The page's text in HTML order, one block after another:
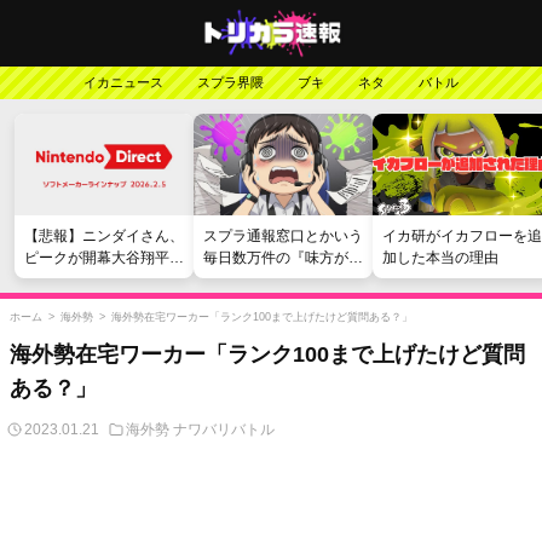
イカニュース スプラ界隈 ブキ ネタ バトル
【悲報】ニンダイさん、
ピークが開幕大谷翔平の
がっかりダイレクトだっ
たと言われてしまう
スプラ通報窓口とかいう
毎日数万件の『味方が弱
い』愚痴を読まされる苦
行
イカ研がイカフローを追
加した本当の理由
ホーム > 海外勢 > 海外勢在宅ワーカー「ランク100まで上げたけど質問ある？」
海外勢在宅ワーカー「ランク100まで上げたけど質問
ある？」
2023.01.21 海外勢 ナワバリバトル